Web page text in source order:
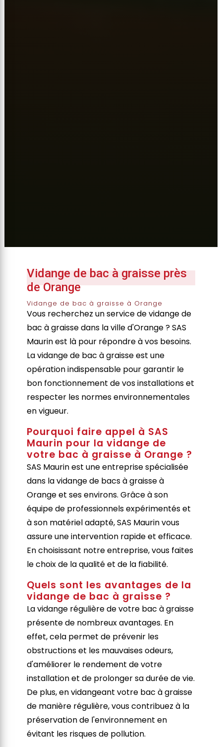
Vidange de bac à graisse près
de Orange
Vidange de bac à graisse à Orange
Vous recherchez un service de vidange de
bac à graisse dans la ville d'Orange ? SAS
Maurin est là pour répondre à vos besoins.
La vidange de bac à graisse est une
opération indispensable pour garantir le
bon fonctionnement de vos installations et
respecter les normes environnementales
en vigueur.
Pourquoi faire appel à SAS
Maurin pour la vidange de
votre bac à graisse à Orange ?
SAS Maurin est une entreprise spécialisée
dans la vidange de bacs à graisse à
Orange et ses environs. Grâce à son
équipe de professionnels expérimentés et
à son matériel adapté, SAS Maurin vous
assure une intervention rapide et efficace.
En choisissant notre entreprise, vous faites
le choix de la qualité et de la fiabilité.
Quels sont les avantages de la
vidange de bac à graisse ?
La vidange régulière de votre bac à graisse
présente de nombreux avantages. En
effet, cela permet de prévenir les
obstructions et les mauvaises odeurs,
d'améliorer le rendement de votre
installation et de prolonger sa durée de vie.
De plus, en vidangeant votre bac à graisse
de manière régulière, vous contribuez à la
préservation de l'environnement en
évitant les risques de pollution.